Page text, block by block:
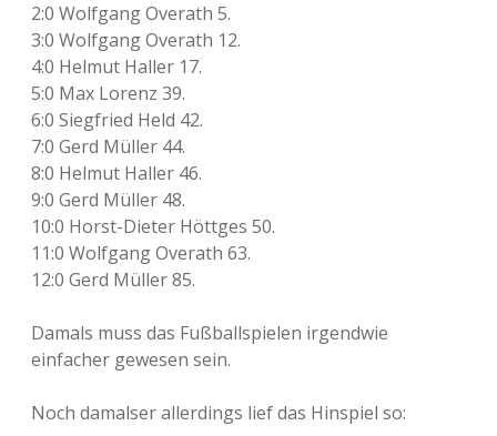
2:0 Wolfgang Overath 5.
3:0 Wolfgang Overath 12.
4:0 Helmut Haller 17.
5:0 Max Lorenz 39.
6:0 Siegfried Held 42.
7:0 Gerd Müller 44.
8:0 Helmut Haller 46.
9:0 Gerd Müller 48.
10:0 Horst-Dieter Höttges 50.
11:0 Wolfgang Overath 63.
12:0 Gerd Müller 85.
Damals muss das Fußballspielen irgendwie
einfacher gewesen sein.
Noch damalser allerdings lief das Hinspiel so: